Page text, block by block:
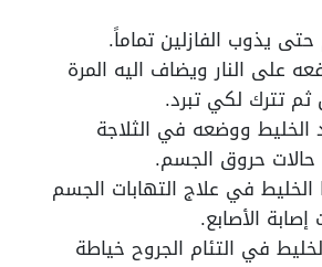
يذوب الفازلين تماماً.
على النار ويضاف اليه المرة
تترك لكي تبرد.
الخليط ووضعه في الثلاجة
حروق الجسم.
في علاج التهابات الجسم
الأصابع.
في التئام الجروح خياطة